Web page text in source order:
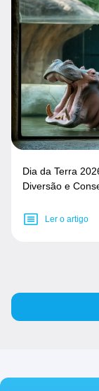
Dia da Terra
Diversão e
Ler o artigo